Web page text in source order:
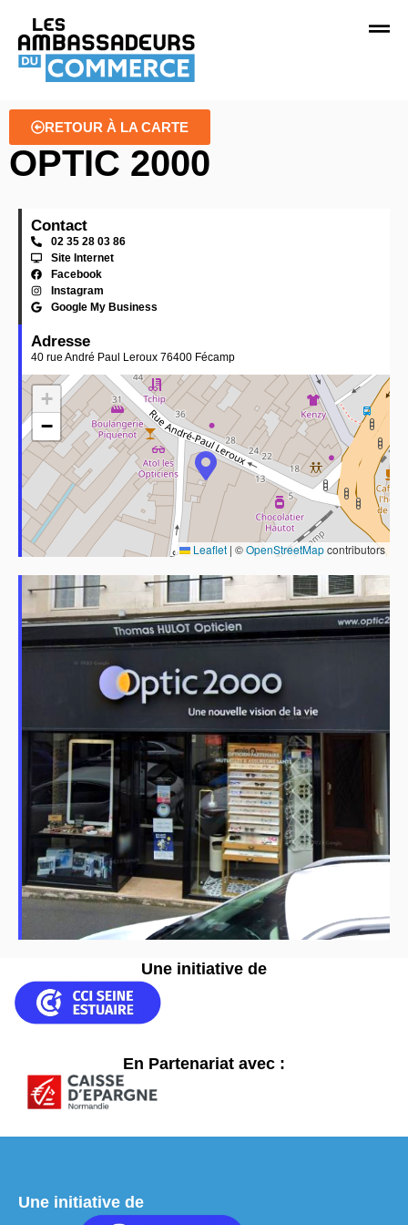
RETOUR À LA CARTE
OPTIC 2000
Contact
02 35 28 03 86
Site Internet
Facebook
Instagram
Google My Business
Adresse
40 rue André Paul Leroux 76400 Fécamp
+
−
Leaflet | ©OpenStreetMapcontributors
Une initiative de
En Partenariat avec :
Une initiative de